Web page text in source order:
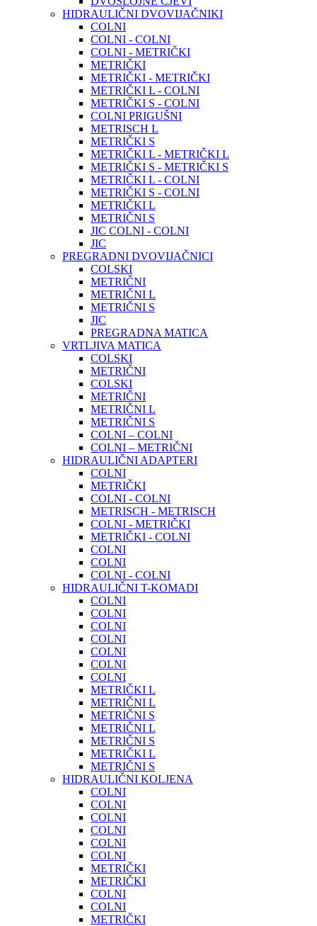
HIDRAULIČNI DVOVIJAČNIKI
COLNI
COLNI - COLNI
COLNI - METRIČKI
METRIČKI
METRIČKI - METRIČKI
METRIČKI L - COLNI
METRIČKI S - COLNI
COLNI PRIGUŠNI
METRISCH L
METRIČKI S
METRIČKI L - METRIČKI L
METRIČKI S - METRIČKI S
METRIČKI L - COLNI
METRIČKI S - COLNI
METRIČKI L
METRIČNI S
JIC COLNI - COLNI
JIC
PREGRADNI DVOVIJAČNICI
COLSKI
METRIČNI
METRIČNI L
METRIČNI S
JIC
PREGRADNA MATICA
VRTLJIVA MATICA
COLSKI
METRIČNI
COLSKI
METRIČNI
METRIČNI L
METRIČNI S
COLNI – COLNI
COLNI – METRIČNI
HIDRAULIČNI ADAPTERI
COLNI
METRIČKI
COLNI - COLNI
METRISCH - METRISCH
COLNI - METRIČKI
METRIČKI - COLNI
COLNI
COLNI
COLNI - COLNI
HIDRAULIČNI T-KOMADI
COLNI
COLNI
COLNI
COLNI
COLNI
COLNI
COLNI
METRIČKI L
METRIČNI L
METRIČNI S
METRIČNI L
METRIČNI S
METRIČKI L
METRIČNI S
HIDRAULIČNI KOLJENA
COLNI
COLNI
COLNI
COLNI
COLNI
COLNI
METRIČKI
METRIČKI
COLNI
COLNI
METRIČKI